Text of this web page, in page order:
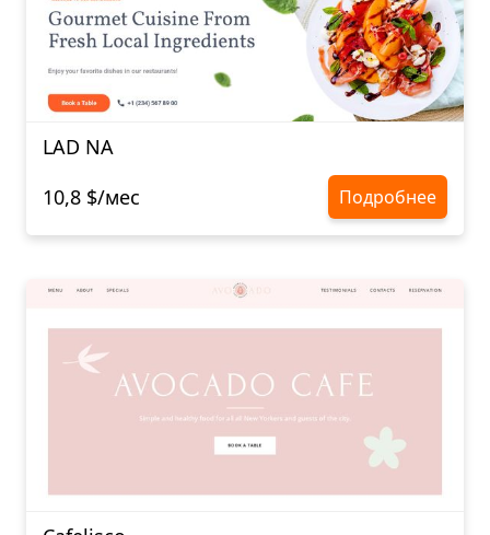
LAD NA
10,8 $/мес
Подробнее